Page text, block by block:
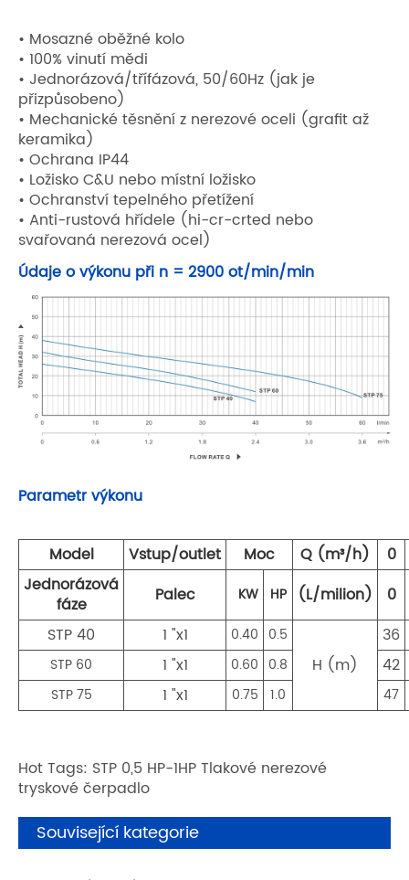
• Mosazné oběžné kolo
• 100% vinutí mědi
• Jednorázová/třífázová, 50/60Hz (jak je
přizpůsobeno)
• Mechanické těsnění z nerezové oceli (grafit až
keramika)
• Ochrana IP44
• Ložisko C&U nebo místní ložisko
• Ochranství tepelného přetížení
• Anti-rustová hřídele (hi-cr-crted nebo
svařovaná nerezová ocel)
Údaje o výkonu při n = 2900 ot/min/min
Parametr výkonu
Model Vstup/outlet Moc Q (m³/h)
0
Jednorázová
fáze
Palec KW HP (L/milion)
0
STP 40
1 "x1 0.40 0.5
H (m)
36
STP 60 1 "x1 0.60 0.8 42
STP 75 1 "x1 0.75 1.0 47
Hot Tags: STP 0,5 HP-1HP Tlakové nerezové
tryskové čerpadlo
Související kategorie